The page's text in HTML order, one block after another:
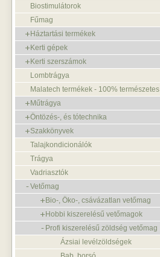
Biostimulátorok
Fűmag
Háztartási termékek
Kerti gépek
Kerti szerszámok
Lombtrágya
Malatech termékek - 100% természetes
Műtrágya
Öntözés-, és tótechnika
Szakkönyvek
Talajkondicionálók
Trágya
Vadriasztók
Vetőmag
Bio-, Öko-, csávázatlan vetőmag
Hobbi kiszerelésű vetőmagok
Profi kiszerelésű zöldség vetőmag
Ázsiai levélzöldségek